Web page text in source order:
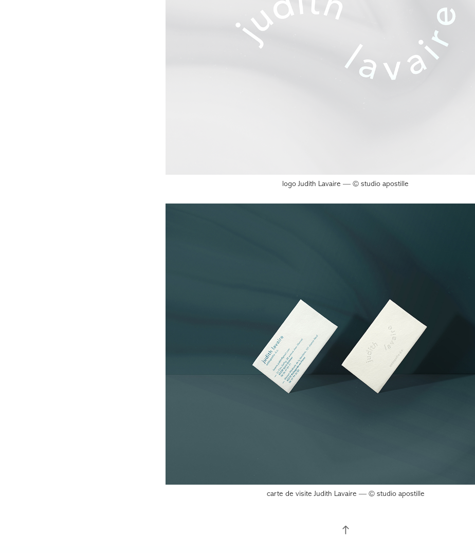
logo Judith Lavaire — © studio apostille
carte de visite Judith Lavaire — © studio apostille